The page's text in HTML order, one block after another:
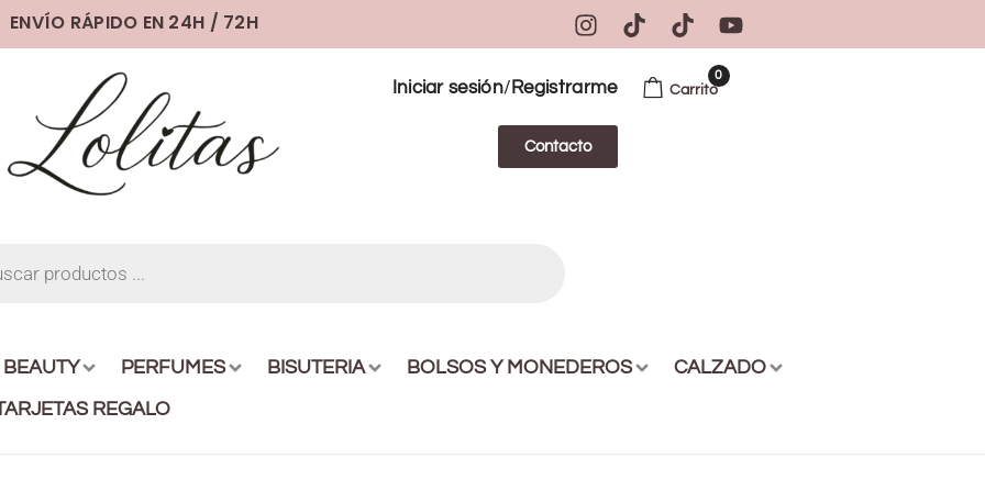
ENVÍO RÁPIDO EN 24H / 72H
Iniciar sesión/ Registrarme
Contacto
Carrito
0
BEAUTY PERFUMES BISUTERIA BOLSOS Y MONEDEROS
CALZADO
REGALO